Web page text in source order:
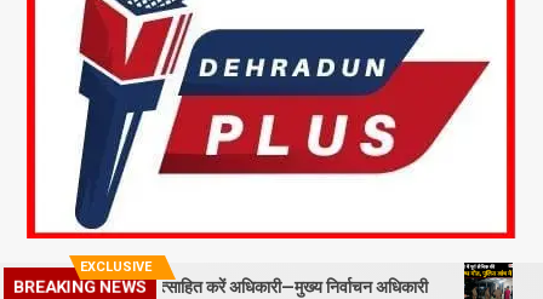
EXCLUSIVE
BREAKING NEWS
स्टाफ को प्रोत्साहित करें अधिकारी—मुख्य निर्वाचन अधिकारी मसूरी में पूर्व